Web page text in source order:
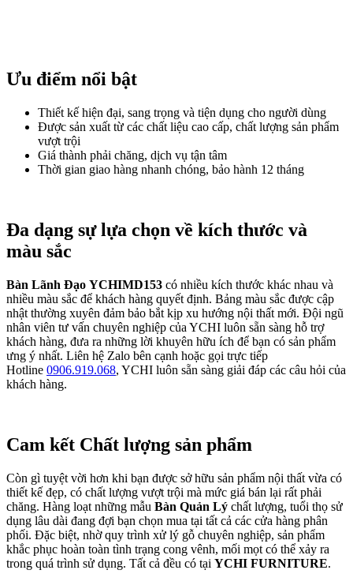
Ưu điểm nổi bật
Thiết kế hiện đại, sang trọng và tiện dụng cho người dùng
Được sản xuất từ các chất liệu cao cấp, chất lượng sản phẩm
vượt trội
Giá thành phải chăng, dịch vụ tận tâm
Thời gian giao hàng nhanh chóng, bảo hành 12 tháng
Đa dạng sự lựa chọn về kích thước và
màu sắc
Bàn Lãnh Đạo YCHIMD153 có nhiều kích thước khác nhau và
nhiều màu sắc để khách hàng quyết định. Bảng màu sắc được cập
nhật thường xuyên đảm bảo bắt kịp xu hướng nội thất mới. Đội ngũ
nhân viên tư vấn chuyên nghiệp của YCHI luôn sẵn sàng hỗ trợ
khách hàng, đưa ra những lời khuyên hữu ích để bạn có sản phẩm
ưng ý nhất. Liên hệ Zalo bên cạnh hoặc gọi trực tiếp
Hotline 0906.919.068, YCHI luôn sẵn sàng giải đáp các câu hỏi của
khách hàng.
Cam kết Chất lượng sản phẩm
Còn gì tuyệt vời hơn khi bạn được sở hữu sản phẩm nội thất vừa có
thiết kế đẹp, có chất lượng vượt trội mà mức giá bán lại rất phải
chăng. Hàng loạt những mẫu Bàn Quản Lý chất lượng, tuổi thọ sử
dụng lâu dài đang đợi bạn chọn mua tại tất cả các cửa hàng phân
phối. Đặc biệt, nhờ quy trình xử lý gỗ chuyên nghiệp, sản phẩm
khắc phục hoàn toàn tình trạng cong vênh, mối mọt có thể xảy ra
trong quá trình sử dụng. Tất cả đều có tại YCHI FURNITURE.